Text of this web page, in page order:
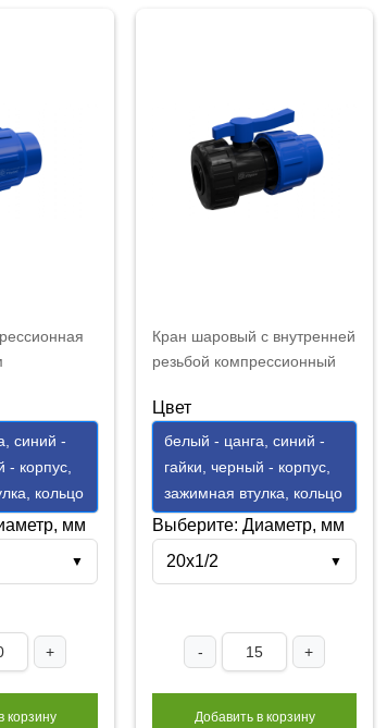
синий -
- корпус,
кольцо
мм
▼
+
корзину
Кран шаровый с внутренней
резьбой компрессионный
Цвет
белый - цанга, синий -
гайки, черный - корпус,
зажимная втулка, кольцо
Выберите: Диаметр, мм
20х1/2
▼
- +
Добавить в корзину